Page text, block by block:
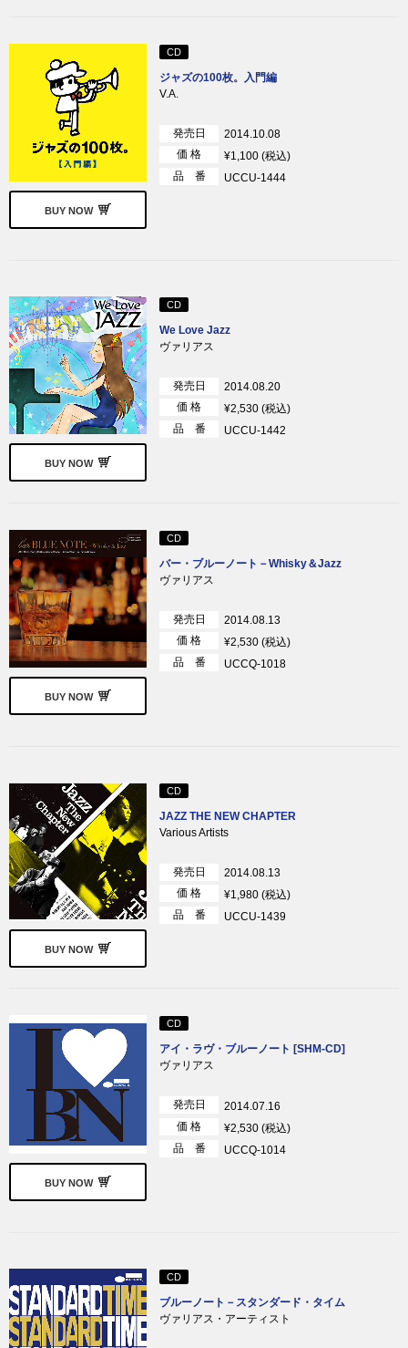
BUY NOW
CD
ジャズの100枚。入門編
V.A.
発売日
2014.10.08
価 格
¥1,100 (税込)
品 番
UCCU-1444
BUY NOW
CD
We Love Jazz
ヴァリアス
発売日
2014.08.20
価 格
¥2,530 (税込)
品 番
UCCU-1442
BUY NOW
CD
バー・ブルーノート－Whisky＆Jazz
ヴァリアス
発売日
2014.08.13
価 格
¥2,530 (税込)
品 番
UCCQ-1018
BUY NOW
CD
JAZZ THE NEW CHAPTER
Various Artists
発売日
2014.08.13
価 格
¥1,980 (税込)
品 番
UCCU-1439
BUY NOW
CD
アイ・ラヴ・ブルーノート [SHM-CD]
ヴァリアス
発売日
2014.07.16
価 格
¥2,530 (税込)
品 番
UCCQ-1014
CD
ブルーノート－スタンダード・タイム
ヴァリアス・アーティスト